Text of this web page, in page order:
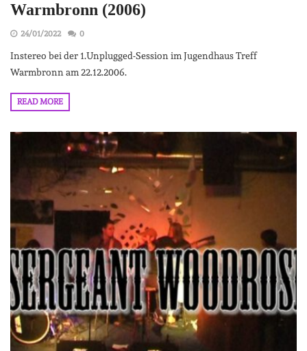
Warmbronn (2006)
24/01/2022 0
Instereo bei der 1.Unplugged-Session im Jugendhaus Treff
Warmbronn am 22.12.2006.
READ MORE